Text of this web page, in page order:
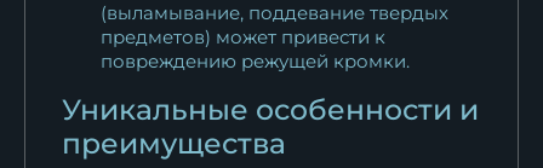
(выламывание, поддевание твердых
предметов) может привести к
повреждению режущей кромки.
Уникальные особенности и
преимущества